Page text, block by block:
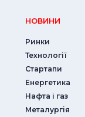
НОВИНИ
Ринки
Технології
Стартапи
Енергетика
Нафта і газ
Металургія